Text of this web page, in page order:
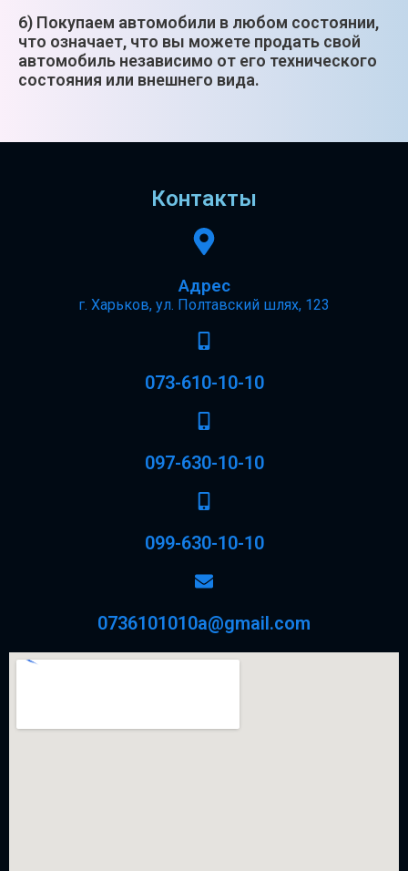
6) Покупаем автомобили в любом состоянии,
что означает, что вы можете продать свой
автомобиль независимо от его технического
состояния или внешнего вида.
Контакты
Адрес
г. Харьков, ул. Полтавский шлях, 123
073-610-10-10
097-630-10-10
099-630-10-10
0736101010a@gmail.com